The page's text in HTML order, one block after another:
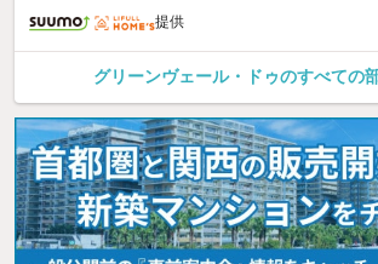
提供
グリーンヴェール・ドゥのすべての